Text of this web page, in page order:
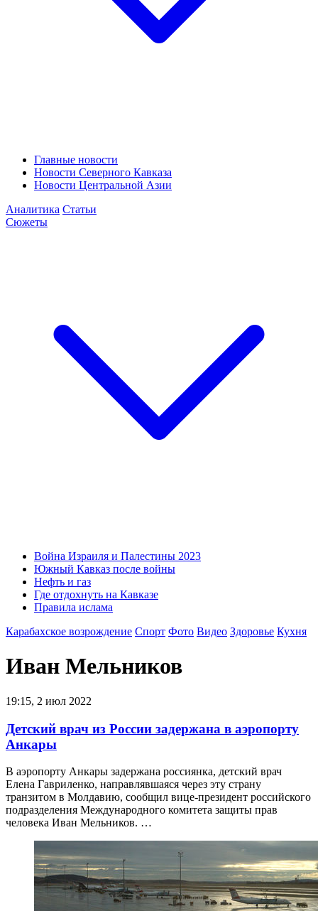
Главные новости
Новости Северного Кавказа
Новости Центральной Азии
Аналитика Статьи
Сюжеты
Война Израиля и Палестины 2023
Южный Кавказ после войны
Нефть и газ
Где отдохнуть на Кавказе
Правила ислама
Карабахское возрождение Спорт Фото Видео Здоровье Кухня
Иван Мельников
19:15, 2 июл 2022
Детский врач из России задержана в аэропорту
Анкары
В аэропорту Анкары задержана россиянка, детский врач
Елена Гавриленко, направлявшаяся через эту страну
транзитом в Молдавию, сообщил вице-президент российского
подразделения Международного комитета защиты прав
человека Иван Мельников. …